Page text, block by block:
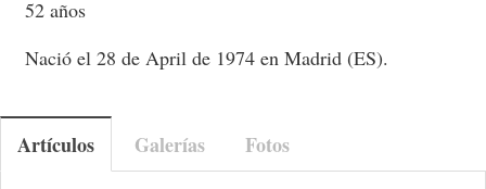
52 años
Nació el 28 de April de 1974 en Madrid (ES).
Artículos Galerías Fotos